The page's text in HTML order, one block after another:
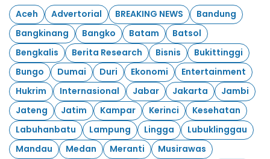
Aceh Advertorial BREAKING NEWS
Bandung
Bangkinang
Bangko Batam
Batsol
Bengkalis
Berita Research Bisnis
Bukittinggi
Bungo
Dumai Duri Ekonomi
Entertainment
Hukrim
Internasional Jabar Jakarta
Jambi
Jateng
Jatim Kampar Kerinci
Kesehatan
Labuhanbatu
Lampung Lingga
Lubuklinggau
Mandau
Medan Meranti
Musirawas